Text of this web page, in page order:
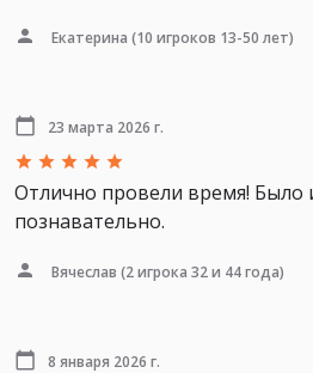
Екатерина (10 игроков 13-50 лет)
23 марта 2026 г.
Отлично провели время! Было
познавательно.
Вячеслав (2 игрока 32 и 44 года)
8 января 2026 г.